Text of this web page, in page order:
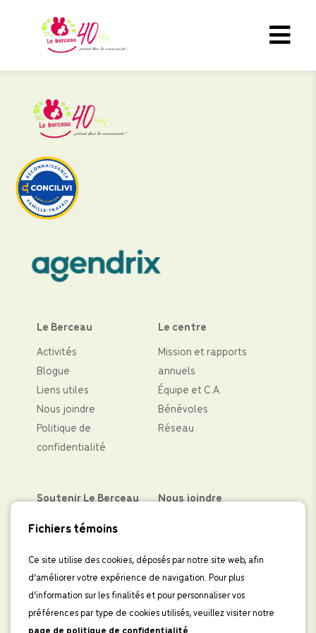
Le Berceau
Activités
Blogue
Liens utiles
Nous joindre
Politique de
confidentialité
Le centre
Mission et rapports
annuels
Équipe et C.A.
Bénévoles
Réseau
Soutenir Le Berceau
Partenaires financiers
Levées de fond
Boutique
Nous joindre
LinkedIn
IInscrivez-vous à
l’infolettre
Fichiers témoins
Ce site utilise des cookies, déposés par notre site web, afin
d’améliorer votre expérience de navigation. Pour plus
d’information sur les finalités et pour personnaliser vos
préférences par type de cookies utilisés, veuillez visiter notre
page de politique de confidentialité